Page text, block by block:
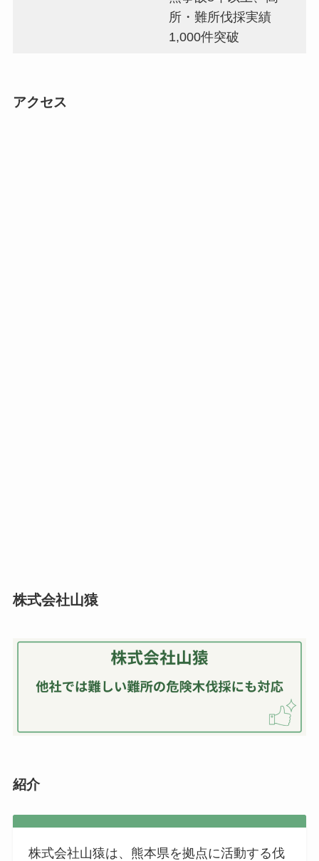
所・難所伐採実績
1,000件突破
アクセス
株式会社山猿
紹介
株式会社山猿は、熊本県を拠点に活動する伐